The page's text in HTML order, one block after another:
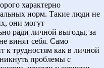
характерно
норм. Такие люди не
они могут
ради личной выгоды, за
винят себя. Само
к трудностям как в личной
проблемы с